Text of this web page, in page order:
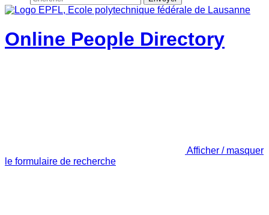
Online People Directory
Afficher / masquer
le formulaire de recherche